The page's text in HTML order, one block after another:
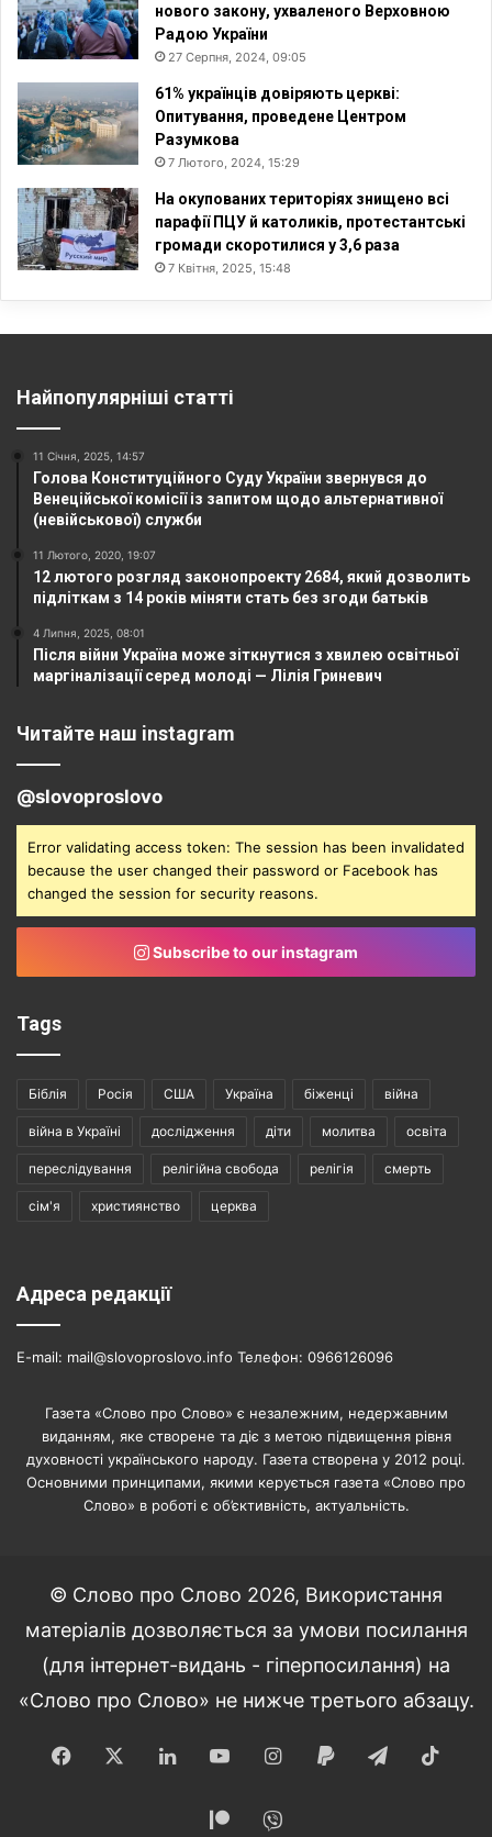
нового закону, ухваленого Верховною
Радою України
27 Серпня, 2024, 09:05
61% українців довіряють церкві:
Опитування, проведене Центром
Разумкова
7 Лютого, 2024, 15:29
На окупованих територіях знищено всі
парафії ПЦУ й католиків, протестантські
громади скоротилися у 3,6 раза
7 Квітня, 2025, 15:48
Найпопулярніші статті
11 Січня, 2025, 14:57
Голова Конституційного Суду України звернувся до
Венеційської комісії із запитом щодо альтернативної
(невійськової) служби
11 Лютого, 2020, 19:07
12 лютого розгляд законопроекту 2684, який дозволить
підліткам з 14 років міняти стать без згоди батьків
4 Липня, 2025, 08:01
Після війни Україна може зіткнутися з хвилею освітньої
маргіналізації серед молоді — Лілія Гриневич
Читайте наш instagram
@slovoproslovo
Error validating access token: The session has been invalidated
because the user changed their password or Facebook has
changed the session for security reasons.
Subscribe to our instagram
Tags
Біблія Росія США Україна біженці війна
війна в Україні дослідження діти молитва освіта
переслідування релігійна свобода релігія смерть
сім'я християнство церква
Адреса редакції
E-mail: mail@slovoproslovo.info Телефон: 0966126096
Газета «Слово про Слово» є незалежним, недержавним
виданням, яке створене та діє з метою підвищення рівня
духовності українського народу. Газета створена у 2012 році.
Основними принципами, якими керується газета «Слово про
Слово» в роботі є об’єктивність, актуальність.
© Слово про Слово 2026, Використання
матеріалів дозволяється за умови посилання
(для інтернет-видань - гіперпосилання) на
«Слово про Слово» не нижче третього абзацу.
Facebook LinkedInYouTubeInstagram
Paypal Telegram
Patreon